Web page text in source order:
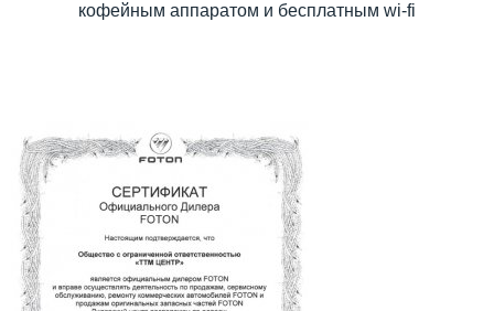
кофейным аппаратом и бесплатным wi-fi